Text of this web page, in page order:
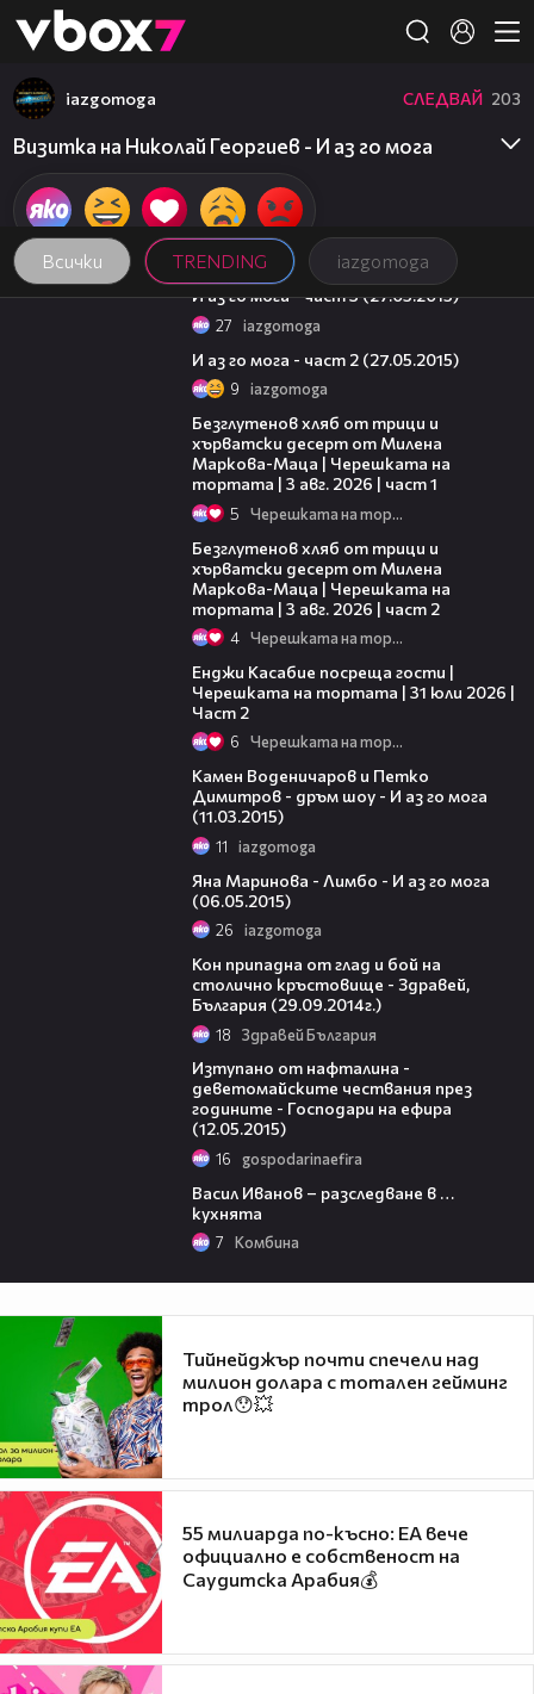
👾
Всички TRENDING iazgomoga
iazgomoga СЛЕДВАЙ 203
Визитка на Николай Георгиев - И аз го мога
48:37
И аз го мога - част 3 (27.05.2015)
27 iazgomoga
И аз го мога - част 2 (27.05.2015)
9 iazgomoga
Безглутенов хляб от трици и
хърватски десерт от Милена
Маркова-Маца | Черешката на
тортата | 3 авг. 2026 | част 1
5 Черешката на тортата
Безглутенов хляб от трици и
хърватски десерт от Милена
Маркова-Маца | Черешката на
тортата | 3 авг. 2026 | част 2
4 Черешката на тортата
Енджи Касабие посреща гости |
Черешката на тортата | 31 юли 2026 |
Част 2
6 Черешката на тортата
Камен Воденичаров и Петко
Димитров - дръм шоу - И аз го мога
(11.03.2015)
11 iazgomoga
Яна Маринова - Лимбо - И аз го мога
(06.05.2015)
26 iazgomoga
Кон припадна от глад и бой на
столично кръстовище - Здравей,
България (29.09.2014г.)
18 Здравей България
Изтупано от нафталина -
деветомайските чествания през
годините - Господари на ефира
(12.05.2015)
16 gospodarinaefira
Васил Иванов – разследване в …
кухнята
7 Комбина
Тийнейджър почти спечели над
милион долара с тотален гейминг
трол😯💥
55 милиарда по-късно: EA вече
официално е собственост на
Саудитска Арабия💰